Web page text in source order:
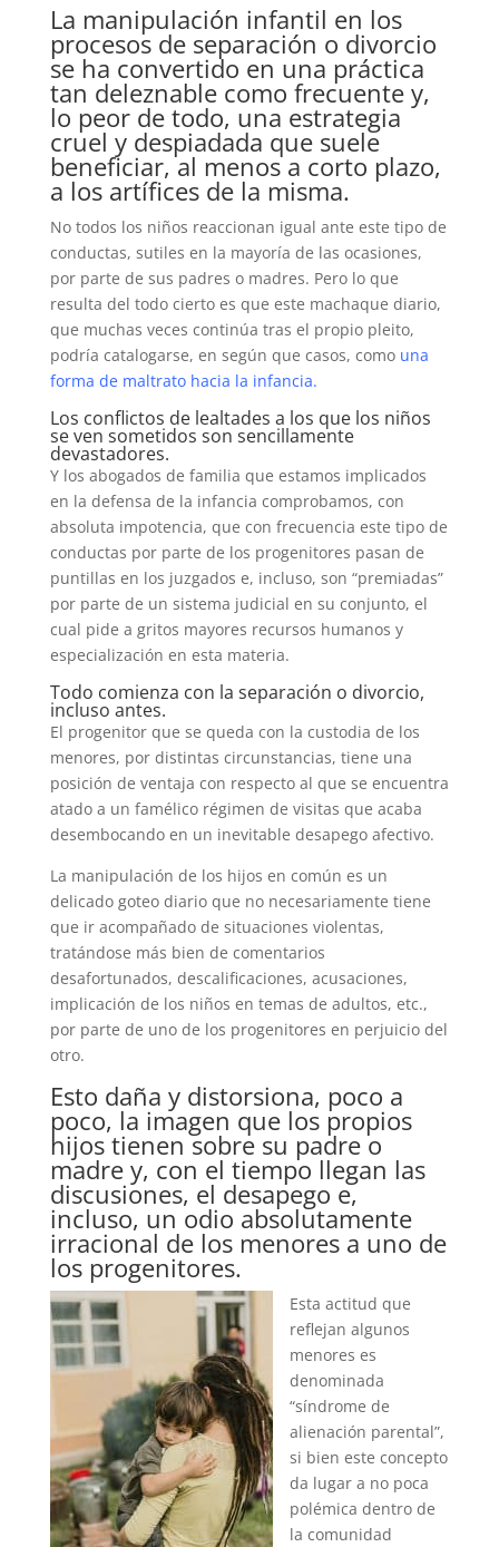
La manipulación infantil en los
procesos de separación o divorcio
se ha convertido en una práctica
tan deleznable como frecuente y,
lo peor de todo, una estrategia
cruel y despiadada que suele
beneficiar, al menos a corto plazo,
a los artífices de la misma.
No todos los niños reaccionan igual ante este tipo de
conductas, sutiles en la mayoría de las ocasiones,
por parte de sus padres o madres. Pero lo que
resulta del todo cierto es que este machaque diario,
que muchas veces continúa tras el propio pleito,
podría catalogarse, en según que casos, como una
forma de maltrato hacia la infancia.
Los conflictos de lealtades a los que los niños
se ven sometidos son sencillamente
devastadores.
Y los abogados de familia que estamos implicados
en la defensa de la infancia comprobamos, con
absoluta impotencia, que con frecuencia este tipo de
conductas por parte de los progenitores pasan de
puntillas en los juzgados e, incluso, son “premiadas”
por parte de un sistema judicial en su conjunto, el
cual pide a gritos mayores recursos humanos y
especialización en esta materia.
Todo comienza con la separación o divorcio,
incluso antes.
El progenitor que se queda con la custodia de los
menores, por distintas circunstancias, tiene una
posición de ventaja con respecto al que se encuentra
atado a un famélico régimen de visitas que acaba
desembocando en un inevitable desapego afectivo.
La manipulación de los hijos en común es un
delicado goteo diario que no necesariamente tiene
que ir acompañado de situaciones violentas,
tratándose más bien de comentarios
desafortunados, descalificaciones, acusaciones,
implicación de los niños en temas de adultos, etc.,
por parte de uno de los progenitores en perjuicio del
otro.
Esto daña y distorsiona, poco a
poco, la imagen que los propios
hijos tienen sobre su padre o
madre y, con el tiempo llegan las
discusiones, el desapego e,
incluso, un odio absolutamente
irracional de los menores a uno de
los progenitores.
Esta actitud que
reflejan algunos
menores es
denominada
“síndrome de
alienación parental”,
si bien este concepto
da lugar a no poca
polémica dentro de
la comunidad